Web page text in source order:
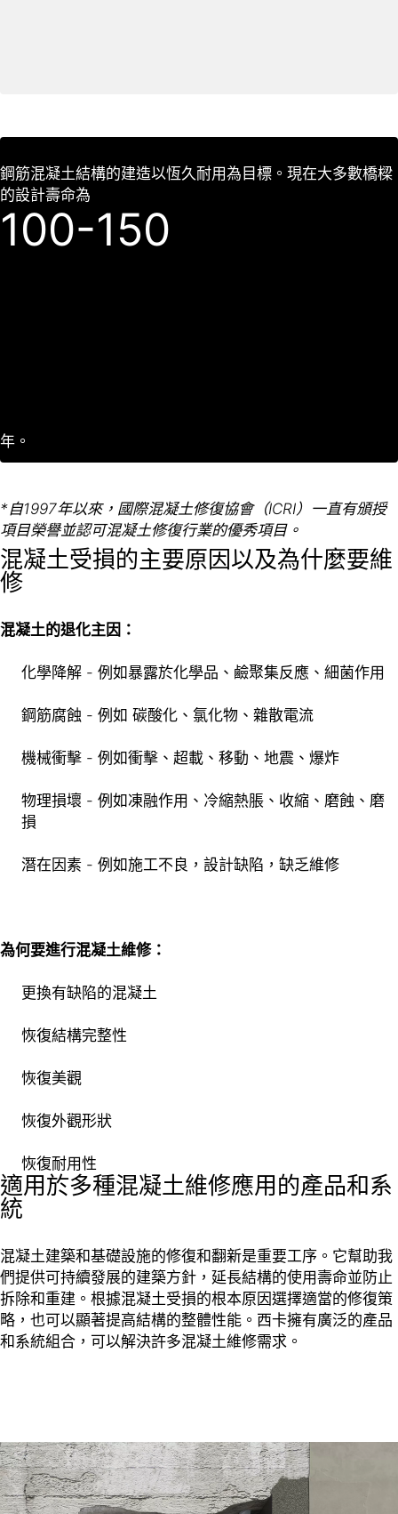
鋼筋混凝土結構的建造以恆久耐用為目標。現在大多數橋樑
的設計壽命為
100-150
年。
*自1997年以來，國際混凝土修復協會（ICRI）一直有頒授
項目榮譽並認可混凝土修復行業的優秀項目。
混凝土受損的主要原因以及為什麼要維
修
混凝土的退化主因：
化學降解 - 例如暴露於化學品、鹼聚集反應、細菌作用
鋼筋腐蝕 - 例如 碳酸化、氯化物、雜散電流
機械衝擊 - 例如衝擊、超載、移動、地震、爆炸
物理損壞 - 例如凍融作用、冷縮熱脹、收縮、磨蝕、磨
損
潛在因素 - 例如施工不良，設計缺陷，缺乏維修
為何要進行混凝土維修：
更換有缺陷的混凝土
恢復結構完整性
恢復美觀
恢復外觀形狀
恢復耐用性
適用於多種混凝土維修應用的產品和系
統
混凝土建築和基礎設施的修復和翻新是重要工序。它幫助我
們提供可持續發展的建築方針，延長結構的使用壽命並防止
拆除和重建。根據混凝土受損的根本原因選擇適當的修復策
略，也可以顯著提高結構的整體性能。西卡擁有廣泛的產品
和系統組合，可以解決許多混凝土維修需求。